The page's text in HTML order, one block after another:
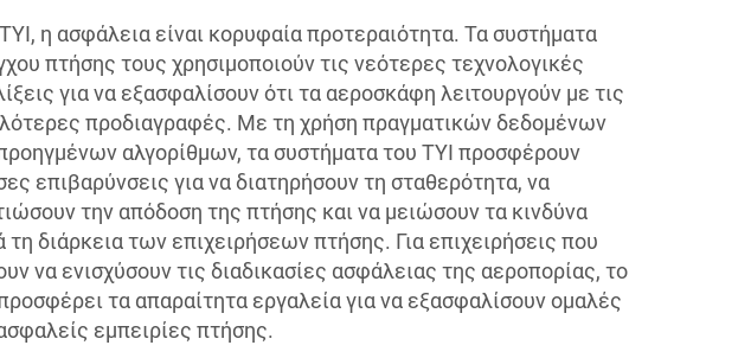
η ασφάλεια είναι κορυφαία προτεραιότητα. Τα συστήματα
πτήσης τους χρησιμοποιούν τις νεότερες τεχνολογικές
για να εξασφαλίσουν ότι τα αεροσκάφη λειτουργούν με τις
προδιαγραφές. Με τη χρήση πραγματικών δεδομένων
αλγορίθμων, τα συστήματα του TYI προσφέρουν
επιβαρύνσεις για να διατηρήσουν τη σταθερότητα, να
την απόδοση της πτήσης και να μειώσουν τα κινδύνα
τη διάρκεια των επιχειρήσεων πτήσης. Για επιχειρήσεις που
να ενισχύσουν τις διαδικασίες ασφάλειας της αεροπορίας, το
τα απαραίτητα εργαλεία για να εξασφαλίσουν ομαλές
εμπειρίες πτήσης.